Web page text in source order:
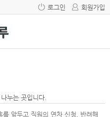
로그인 회원가입
누는 곳입니다.
를 앞두고 직원의 연차 신청, 반려해